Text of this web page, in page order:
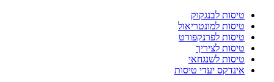
טיסות לבנגקוק
טיסות למונטריאול
טיסות לפרנקפורט
טיסות לציריך
טיסות לשנגחאי
אינדקס יעדי טיסות